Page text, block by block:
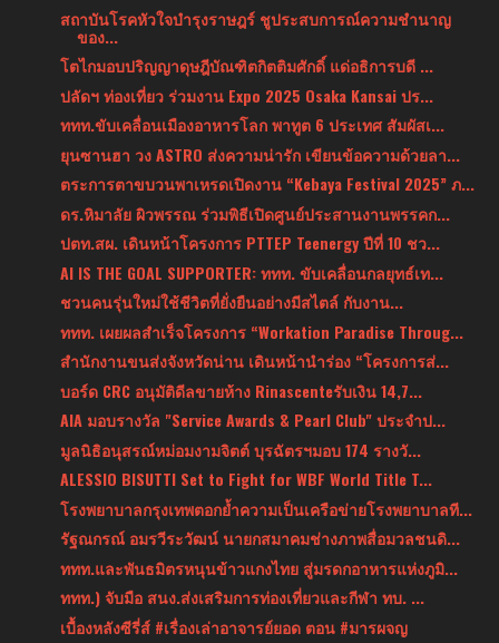
สถาบันโรคหัวใจบำรุงราษฎร์ ชูประสบการณ์ความชำนาญ
ของ...
โตไกมอบปริญญาดุษฎีบัณฑิตกิตติมศักดิ์ แด่อธิการบดี ...
ปลัดฯ ท่องเที่ยว ร่วมงาน Expo 2025 Osaka Kansai ปร...
ททท.ขับเคลื่อนเมืองอาหารโลก พาทูต 6 ประเทศ สัมผัสเ...
ยุนซานฮา วง ASTRO ส่งความน่ารัก เขียนข้อความด้วยลา...
ตระการตาขบวนพาเหรดเปิดงาน “Kebaya Festival 2025” ภ...
ดร.หิมาลัย ผิวพรรณ ร่วมพิธีเปิดศูนย์ประสานงานพรรคก...
ปตท.สผ. เดินหน้าโครงการ PTTEP Teenergy ปีที่ 10 ชว...
AI IS THE GOAL SUPPORTER: ททท. ขับเคลื่อนกลยุทธ์เท...
ชวนคนรุ่นใหม่ใช้ชีวิตที่ยั่งยืนอย่างมีสไตล์ กับงาน...
ททท. เผยผลสำเร็จโครงการ “Workation Paradise Throug...
สำนักงานขนส่งจังหวัดน่าน เดินหน้านำร่อง “โครงการส่...
บอร์ด CRC อนุมัติดีลขายห้าง Rinascenteรับเงิน 14,7...
AIA มอบรางวัล "Service Awards & Pearl Club" ประจำป...
มูลนิธิอนุสรณ์หม่อมงามจิตต์ บุรฉัตรฯมอบ 174 รางวั...
ALESSIO BISUTTI Set to Fight for WBF World Title T...
โรงพยาบาลกรุงเทพตอกย้ำความเป็นเครือข่ายโรงพยาบาลที...
รัฐณกรณ์ อมรวีระวัฒน์ นายกสมาคมช่างภาพสื่อมวลชนดิ...
ททท.และพันธมิตรหนุนข้าวแกงไทย สู่มรดกอาหารแห่งภูมิ...
ททท.) จับมือ สนง.ส่งเสริมการท่องเที่ยวและกีฬา ทบ. ...
เบื้องหลังซีรี่ส์ #เรื่องเล่าอาจารย์ยอด ตอน #มารผจญ